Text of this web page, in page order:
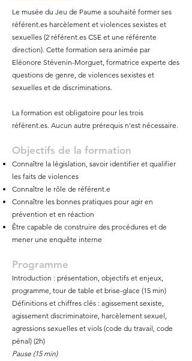
Le musée du Jeu de Paume a souhaité former ses
référent.es harcèlement et violences sexistes et
sexuelles (2 référent.es CSE et une référente
direction). Cette formation sera animée par
Eléonore Stévenin-Morguet, formatrice experte des
questions de genre, de violences sexistes et
sexuelles et de discriminations.
La formation est obligatoire pour les trois
référent.es. Aucun autre prérequis n'est nécessaire.
Objectifs de la formation
Connaître la législation, savoir identifier et qualifier
les faits de violences
Connaître le rôle de référent.e
Connaître les bonnes pratiques pour agir en
prévention et en réaction
Être capable de construire des procédures et de
mener une enquête interne
Programme
Introduction : présentation, objectifs et enjeux,
programme, tour de table et brise-glace (15 min)
Définitions et chiffres clés : agissement sexiste,
agissement discriminatoire, harcèlement sexuel,
agressions sexuelles et viols (code du travail, code
pénal) (2h)
Pause (15 min)